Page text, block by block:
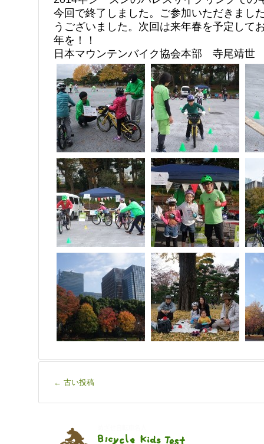
今回で終了しました。ご参加いただきまし
うございました。次回は来年春を予定して
年を！！
日本マウンテンバイク協会本部 寺尾靖世
← 古い投稿